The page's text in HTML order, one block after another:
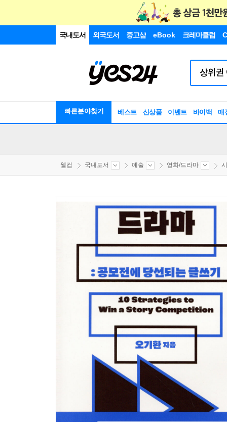
국내도서 외국도서 중고샵 eBook 크레마클럽
빠른분야찾기 베스트 신상품 이벤트 바이백 매
웰컴 국내도서 예술 영화/드라마